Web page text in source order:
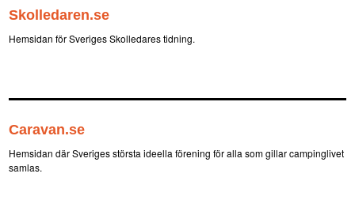
Skolledaren.se
Hemsidan för Sveriges Skolledares tidning.
Caravan.se
Hemsidan där Sveriges största ideella förening för alla som gillar campinglivet
samlas.